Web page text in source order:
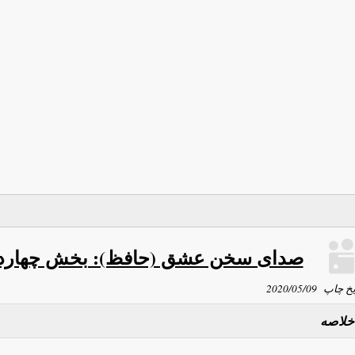
صدای سخن عشق (حافظ): بخش
چاپ2020/05/09
خلاصه